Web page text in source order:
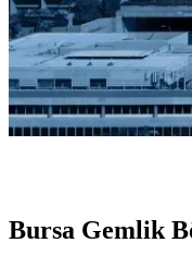
Bursa Gemlik